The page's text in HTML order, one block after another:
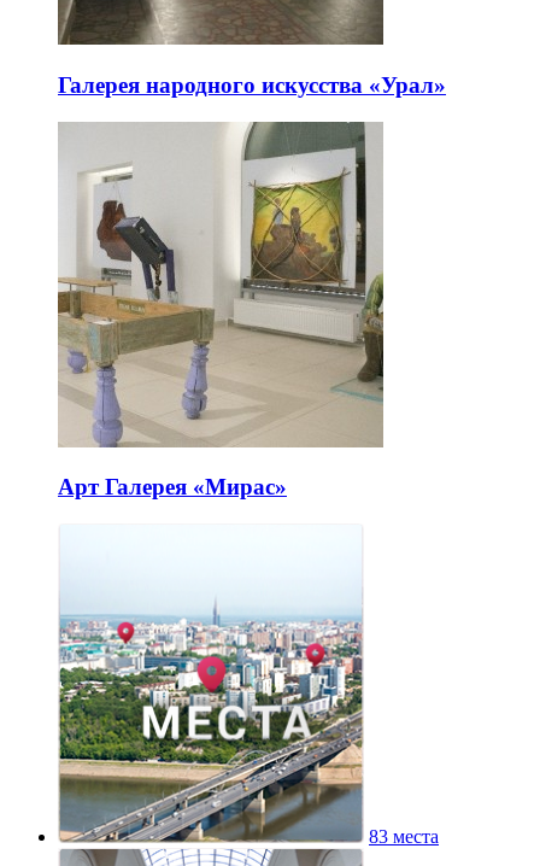
Галерея народного искусства «Урал»
Арт Галерея «Мирас»
83 места